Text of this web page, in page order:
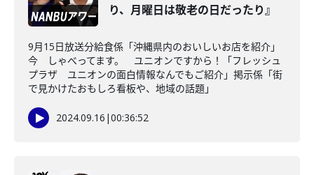
り、月曜日は敬老の日だったり』
9月15日放送分給食係「沖縄県内のおいしいお店を紹介」
今 しゃべってます。 ユニオンですから！「フレッシュ
プラザ ユニオンの面白情報なんでもご紹介」掲示係「街
で見かけたおもしろ看板や、地域の話題」
2024.09.16 |00:36:52